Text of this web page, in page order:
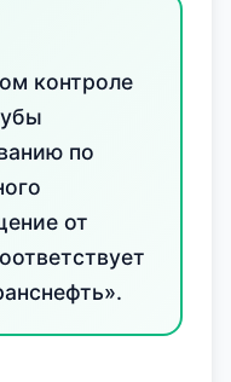
контроле
по
от